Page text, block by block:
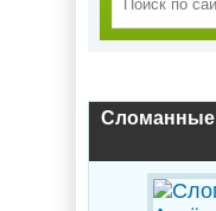
Сломанные